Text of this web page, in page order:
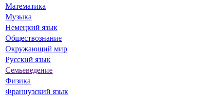
Математика
Музыка
Немецкий язык
Обществознание
Окружающий мир
Русский язык
Семьеведение
Физика
Французский язык